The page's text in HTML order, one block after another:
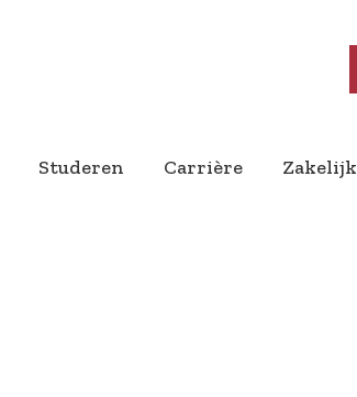
Studeren Carrière Zakelijk